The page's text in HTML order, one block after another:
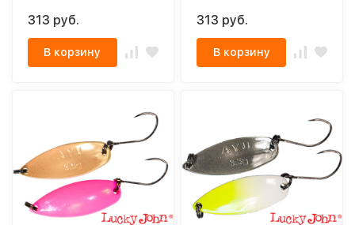
313 руб.
В корзину
313 руб.
В корзину